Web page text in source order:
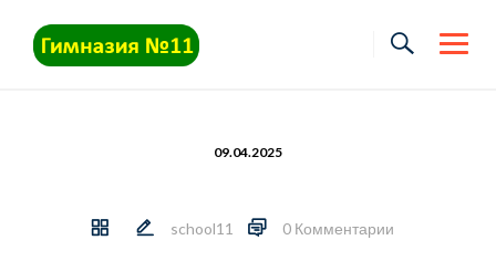
content
09.04.2025
school11 0 Комментарии